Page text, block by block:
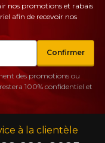
à la clientèle
nos promotions et rabais
afin de recevoir nos
Confirmer
des promotions ou
100% confidentiel et